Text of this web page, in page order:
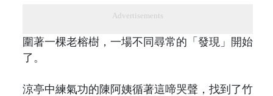
Advertisements
圍著一棵老榕樹，一場不同尋常的「發現」開始
了。
涼亭中練氣功的陳阿姨循著這啼哭聲，找到了竹